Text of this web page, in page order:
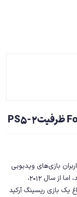
بازی‌های ویدیویی
ناخود‌آگاه سری Need for Speed را به یاد می‌آورند، اما از سال ۲۰۱۲،
یک بازی ریسینگ آرکید